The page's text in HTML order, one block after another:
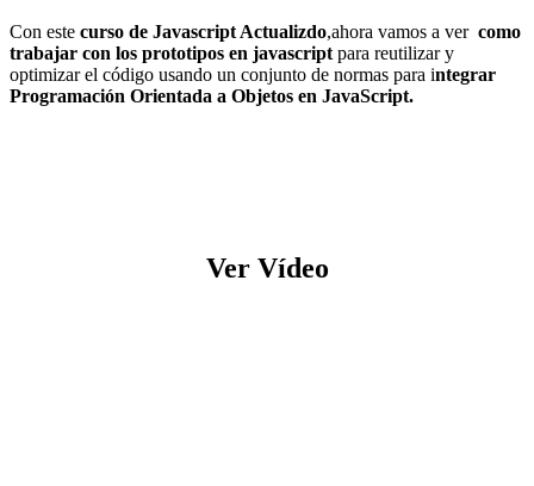
Con este curso de Javascript Actualizdo,ahora vamos a ver como
trabajar con los prototipos en javascript para reutilizar y
optimizar el código usando un conjunto de normas para integrar
Programación Orientada a Objetos en JavaScript.
Ver Vídeo